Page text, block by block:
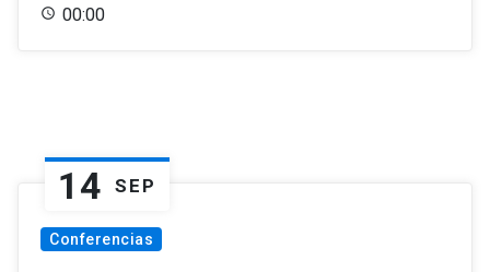
00:00
14 SEP
Conferencias